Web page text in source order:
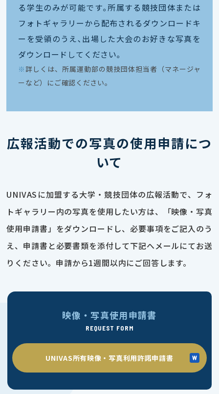
る学生のみが可能です｡所属する競技団体または
フォトギャラリーから配布されるダウンロードキ
ーを受領のうえ､出場した大会のお好きな写真を
ダウンロードしてください｡
※ 詳しくは、所属運動部の競技団体担当者（マネージャ
ーなど）にご確認ください。
広報活動での写真の使用申請につ
いて
UNIVASに加盟する大学・競技団体の広報活動で、フォ
トギャラリー内の写真を使用したい方は、「映像・写真
使用申請書」をダウンロードし、必要事項をご記入のう
え、申請書と必要書類を添付して下記へメールにてお送
りください。申請から1週間以内にご回答します。
映像・写真使用申請書
REQUEST FORM
UNIVAS所有映像・写真利用許諾申請書